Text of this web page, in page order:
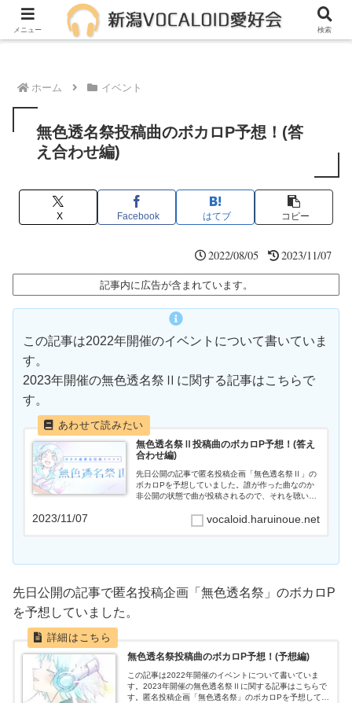
メンバー募集中！一緒に活動しませんか？
ホーム イベント
無色透名祭投稿曲のボカロP予想！(答
え合わせ編)
X Facebook はてブ コピー
2022/08/05 2023/11/07
記事内に広告が含まれています。
この記事は2022年開催のイベントについて書いていま
す。
2023年開催の無色透名祭Ⅱに関する記事はこちらで
す。
無色透名祭Ⅱ投稿曲のボカロP予想！(答え
合わせ編)
先日公開の記事で匿名投稿企画「無色透名祭Ⅱ」の
ボカロPを予想していました。誰が作った曲なのか
非公開の状態で曲が投稿されるので、それを聴いて
月5日20時にネタバレシートが公開されたので、今
vocaloid.haruinoue.net
2023/11/07
先日公開の記事で匿名投稿企画「無色透名祭」のボカロP
を予想していました。
無色透名祭投稿曲のボカロP予想！(予想編)
この記事は2022年開催のイベントについて書いていま
す。2023年開催の無色透名祭Ⅱに関する記事はこちらで
す。匿名投稿企画「無色透名祭」のボカロPを予想してみ
メニュー 検索